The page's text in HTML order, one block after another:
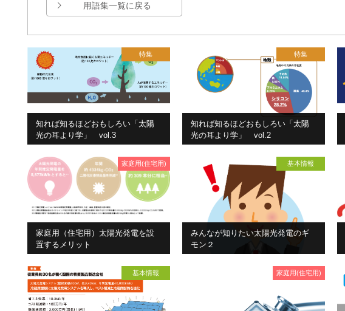
用語集一覧に戻る
特集
知れば知るほどおもしろい「太陽
光の耳より学」 vol.3
特集
知れば知るほどおもしろい「太陽
光の耳より学」 vol.2
家庭用(住宅用)
家庭用（住宅用）太陽光発電を設
置するメリット
基本情報
みんなが知りたい太陽光発電のギ
モン２
基本情報 家庭用(住宅用)